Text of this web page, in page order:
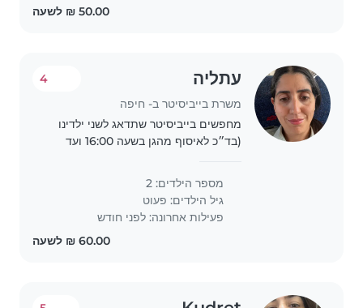
עתליה
משרת בייביסיטר ב- חיפה
4
מחפשים בייביסיטר שתדאג לשני ילדינו
(בד״כ לאיסוף מהגן בשעה 16:00 ועד
מחפשים בייביסיטר אמינה ואוהבת ולא
מבקשים..
מספר הילדים: 2
גיל הילדים: פעוט
פעילות אחרונה: לפני חודש